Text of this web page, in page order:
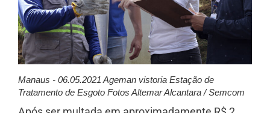
Manaus - 06.05.2021 Ageman vistoria Estação de
Tratamento de Esgoto Fotos Altemar Alcantara / Semcom